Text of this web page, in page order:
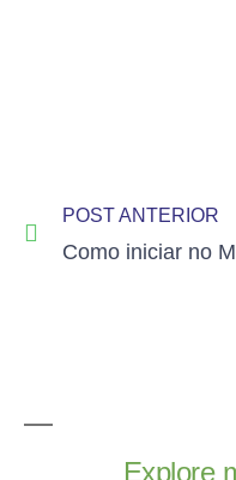
POST ANTERIOR
Explore